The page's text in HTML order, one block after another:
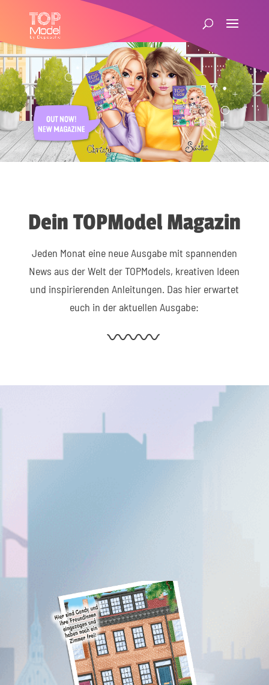
Dein TOPModel Magazin
Jeden Monat eine neue Ausgabe mit spannenden
News aus der Welt der TOPModels, kreativen Ideen
und inspirierenden Anleitungen. Das hier erwartet
euch in der aktuellen Ausgabe: